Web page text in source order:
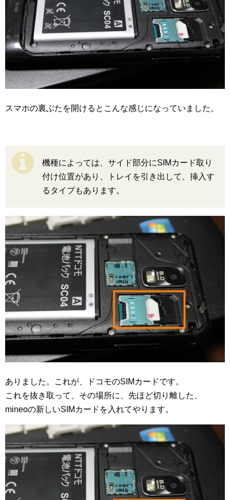
スマホの裏ぶたを開けるとこんな感じになっていました。
機種によっては、サイド部分にSIMカード取り
付け位置があり、トレイを引き出して、挿入す
るタイプもあります。
ありました。これが、ドコモのSIMカードです。
これを抜き取って、その場所に、先ほど切り離した、
mineoの新しいSIMカードを入れてやります。